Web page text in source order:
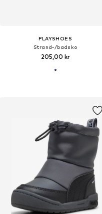
PLAYSHOES
Strand-/badsko
205,00 kr